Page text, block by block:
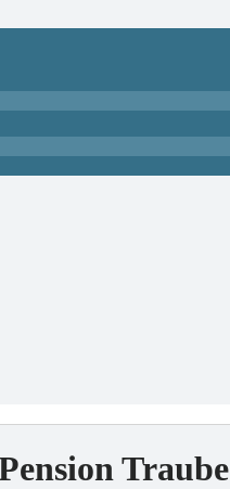
Traube